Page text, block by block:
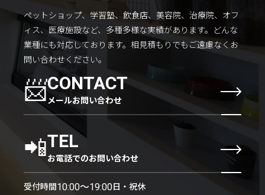
ペットショップ、学習塾、飲食店、美容院、治療院、オフ
ィス、医療施設など、多種多様な実績があります。 どんな
業種にも対応しております。 相見積もりでもご遠慮なくお
問い合わせください。
📨CONTACT
メールお問い合わせ
📲TEL
お電話でのお問い合わせ
受付時間10:00〜19:00日・祝休